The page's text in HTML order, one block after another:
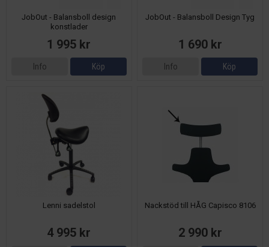
JobOut - Balansboll design
konstlader
1 995 kr
Info Köp
JobOut - Balansboll Design Tyg
1 690 kr
Info Köp
Lenni sadelstol
4 995 kr
Nackstöd till HÅG Capisco 8106
2 990 kr